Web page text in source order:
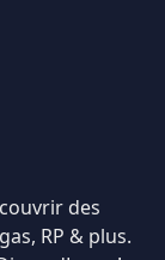
des
RP & plus.